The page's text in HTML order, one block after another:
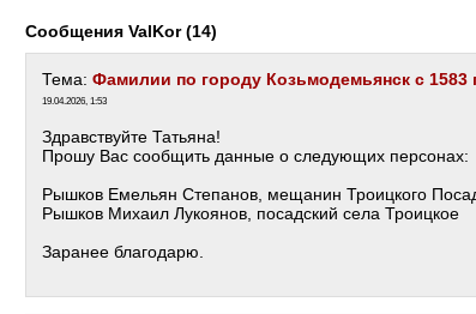
Сообщения ValKor (14)
Тема: Фамилии по городу Козьмодемьянск с 1583
19.04.2026, 1:53
Здравствуйте Татьяна!
Прошу Вас сообщить данные о следующих персонах:
Рышков Емельян Степанов, мещанин Троицкого
Рышков Михаил Лукоянов, посадский села Троицкое
Заранее благодарю.